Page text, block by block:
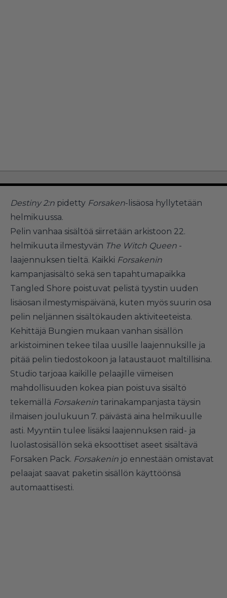
Destiny 2:n pidetty Forsaken-lisäosa hyllytetään
helmikuussa.
Pelin vanhaa sisältöä siirretään arkistoon 22.
helmikuuta ilmestyvän The Witch Queen -
laajennuksen tieltä. Kaikki Forsakenin
kampanjasisältö sekä sen tapahtumapaikka
Tangled Shore poistuvat pelistä tyystin uuden
lisäosan ilmestymispäivänä, kuten myös suurin osa
pelin neljännen sisältökauden aktiviteeteista.
Kehittäjä Bungien mukaan vanhan sisällön
arkistoiminen tekee tilaa uusille laajennuksille ja
pitää pelin tiedostokoon ja lataustauot maltillisina.
Studio tarjoaa kaikille pelaajille viimeisen
mahdollisuuden kokea pian poistuva sisältö
tekemällä Forsakenin tarinakampanjasta täysin
ilmaisen joulukuun 7. päivästä aina helmikuulle
asti. Myyntiin tulee lisäksi laajennuksen raid- ja
luolastosisällön sekä eksoottiset aseet sisältävä
Forsaken Pack. Forsakenin jo ennestään omistavat
pelaajat saavat paketin sisällön käyttöönsä
automaattisesti.